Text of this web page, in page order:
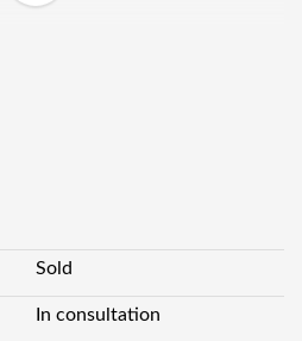
Sold
In consultation